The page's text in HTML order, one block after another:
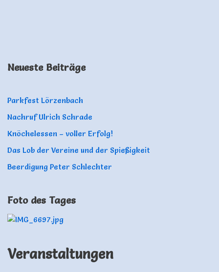
Neueste Beiträge
Parkfest Lörzenbach
Nachruf Ulrich Schrade
Knöchelessen – voller Erfolg!
Das Lob der Vereine und der Spießigkeit
Beerdigung Peter Schlechter
Foto des Tages
Veranstaltungen Ferientreff 20 Aug. 26 Schriesheim
Veranstaltungen